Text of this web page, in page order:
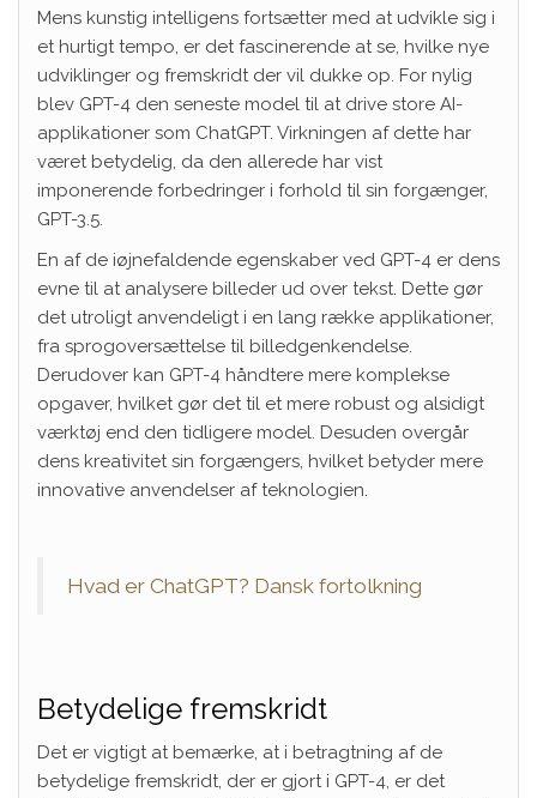
Mens kunstig intelligens fortsætter med at udvikle sig i
et hurtigt tempo, er det fascinerende at se, hvilke nye
udviklinger og fremskridt der vil dukke op. For nylig
blev GPT-4 den seneste model til at drive store AI-
applikationer som ChatGPT. Virkningen af dette har
været betydelig, da den allerede har vist
imponerende forbedringer i forhold til sin forgænger,
GPT-3.5.
En af de iøjnefaldende egenskaber ved GPT-4 er dens
evne til at analysere billeder ud over tekst. Dette gør
det utroligt anvendeligt i en lang række applikationer,
fra sprogoversættelse til billedgenkendelse.
Derudover kan GPT-4 håndtere mere komplekse
opgaver, hvilket gør det til et mere robust og alsidigt
værktøj end den tidligere model. Desuden overgår
dens kreativitet sin forgængers, hvilket betyder mere
innovative anvendelser af teknologien.
Hvad er ChatGPT? Dansk fortolkning
Betydelige fremskridt
Det er vigtigt at bemærke, at i betragtning af de
betydelige fremskridt, der er gjort i GPT-4, er det